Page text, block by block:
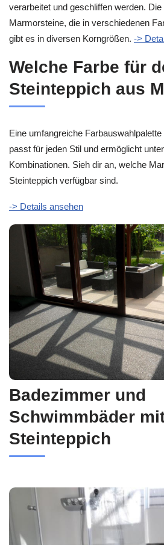
verarbeitet und geschliffen werden.
Marmorsteine, die in verschiedenen
gibt es in diversen Korngrößen. ->
Welche Farbe für
Steinteppich aus
Eine umfangreiche
passt für jeden Stil und ermöglicht
Kombinationen. Sieh dir an, welche
Steinteppich verfügbar sind.
-> Details ansehen
Badezimmer und
Schwimmbäder
Steinteppich